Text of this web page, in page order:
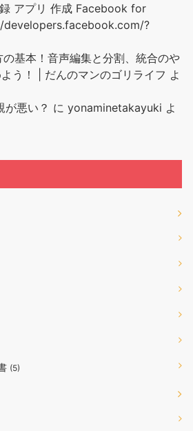
アプリ 作成 Facebook for
?
基本！音声編集と分割、統合のや
う！ | だんのマンのゴリライフ よ
が悪い？ に yonaminetakayuki よ
(5)